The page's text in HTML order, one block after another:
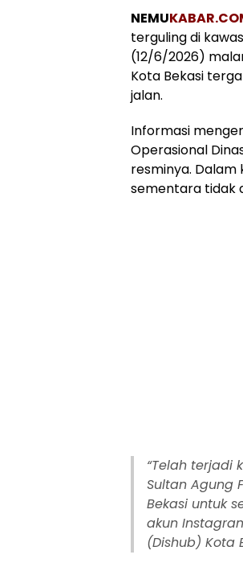
NEMU
terguling di
(12/6/2026)
Kota Bekasi
jalan.
Informasi
Operasional
resminya. Dalam
sementara tidak
“Telah terjadi
Sultan Agung
Bekasi untuk
akun
(Dishub) Kota